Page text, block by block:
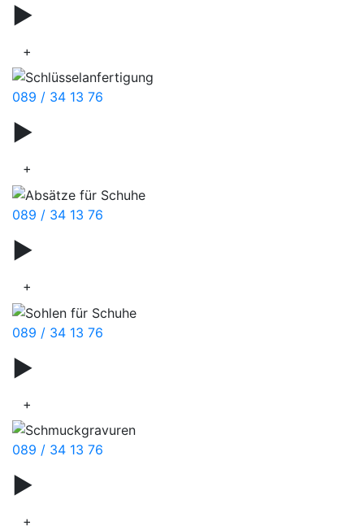
▶
+
089 / 34 13 76
▶
+
089 / 34 13 76
▶
+
089 / 34 13 76
▶
+
089 / 34 13 76
▶
+